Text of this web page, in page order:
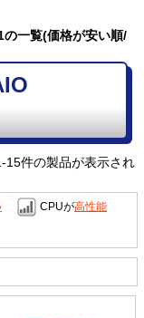
一覧(価格が安い順/
15件の製品が表示され
CPUが高性能